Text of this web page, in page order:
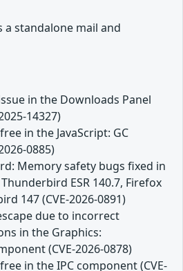
standalone mail and
in the Downloads Panel
14327)
in the JavaScript: GC
0885)
Memory safety bugs fixed in
Thunderbird ESR 140.7, Firefox
147 (CVE-2026-0891)
due to incorrect
in the Graphics:
(CVE-2026-0878)
in the IPC component (CVE-